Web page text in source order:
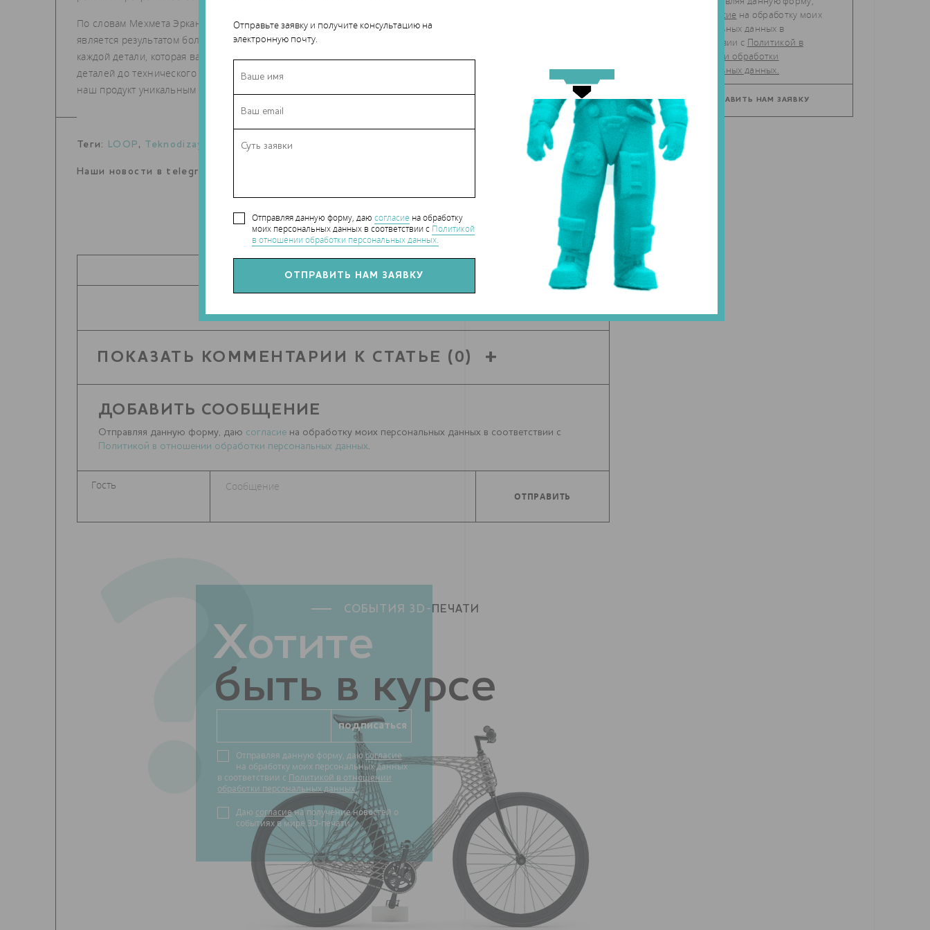
Отправьте заявку и получите консультацию на
электронную почту.
Отправляя данную форму, даю согласие на обработку
моих персональных данных в соответствии с Политикой
в отношении обработки персональных данных.
По словам Мехмета Эркан Устаоглу, генерального директора и основателя компании Teknodizayn: "Данное изделие
является результатом более чем десятилетнего опыта в области 3D-печати. Наша команда сосредоточилась на
каждой детали, которая важна для конечных пользователей. От нарезки до загрузки материала, от снятия печатных
деталей до технического обслуживания - весь процесс был разработан, модернизирован и упрощен. Это делает
наш продукт уникальным и простым в использовании с высокой повторяемостью".
Теги: LOOP , Teknodizayn ,3D принтер
Наши новости в telegram канале:
ПОДЕЛИТЬСЯ СТАТЬЕЙ С ДРУЗЬЯМИ
ПОКАЗАТЬ КОММЕНТАРИИ К СТАТЬЕ (0)
ДОБАВИТЬ СООБЩЕНИЕ
Отправляя данную форму, даю согласие на обработку моих персональных данных в соответствии с
Политикой в отношении обработки персональных данных.
?
Хотите
быть в курсе
СОБЫТИЯ 3D- ПЕЧАТИ
Отправляя данную форму, даюсогласие
на обработку моих персональных данных
в соответствии с Политикой в отношении
обработки персональных данных.
Даю согласиена получение новостей о
событиях в мире 3D-печати.
согласие
персональных данных в
соответствии с Политикой в
отношении обработки
персональных данных.